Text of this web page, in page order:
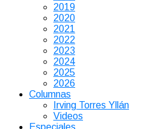
2019
2020
2021
2022
2023
2024
2025
2026
Columnas
Irving Torres Yllán
Videos